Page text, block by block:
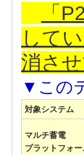
「
して
消さ
対象システム
マルチ蓄電
プラットフォー